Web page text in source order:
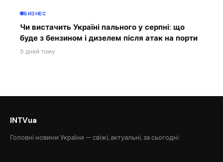
БИЗНЕС
Чи вистачить Україні пального у серпні: що
буде з бензином і дизелем після атак на порти
5 дней тому
INTVua
Головні новини України — свіжі, актуальні, за сьогодні.